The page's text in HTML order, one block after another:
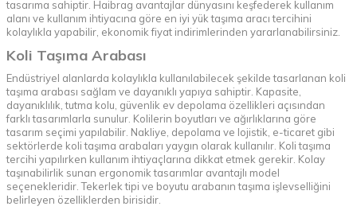
tasarıma sahiptir. Haibrag avantajlar dünyasını keşfederek kullanım
alanı ve kullanım ihtiyacına göre en iyi yük taşıma aracı tercihini
kolaylıkla yapabilir, ekonomik fiyat indirimlerinden yararlanabilirsiniz.
Koli Taşıma Arabası
Endüstriyel alanlarda kolaylıkla kullanılabilecek şekilde tasarlanan koli
taşıma arabası sağlam ve dayanıklı yapıya sahiptir. Kapasite,
dayanıklılık, tutma kolu, güvenlik ev depolama özellikleri açısından
farklı tasarımlarla sunulur. Kolilerin boyutları ve ağırlıklarına göre
tasarım seçimi yapılabilir. Nakliye, depolama ve lojistik, e-ticaret gibi
sektörlerde koli taşıma arabaları yaygın olarak kullanılır. Koli taşıma
tercihi yapılırken kullanım ihtiyaçlarına dikkat etmek gerekir. Kolay
taşınabilirlik sunan ergonomik tasarımlar avantajlı model
seçenekleridir. Tekerlek tipi ve boyutu arabanın taşıma işlevselliğini
belirleyen özelliklerden birisidir.